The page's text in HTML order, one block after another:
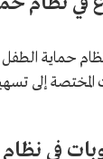
حماية الطفل،
المختصة إلى
في